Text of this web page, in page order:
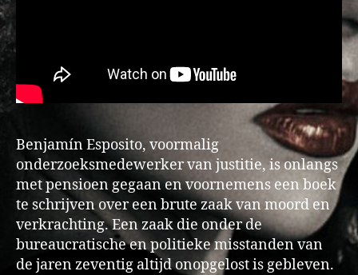
Benjamín Esposito, voormalig
onderzoeksmedewerker van justitie, is onlangs
met pensioen gegaan en voornemens een boek
te schrijven over een brute zaak van moord en
verkrachting. Een zaak die onder de
bureaucratische en politieke misstanden van
de jaren zeventig altijd onopgelost is gebleven.